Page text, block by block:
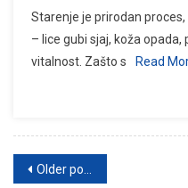
Starenje je prirodan
– lice gubi sjaj, koža opada,
vitalnost. Zašto s
Read
Posts
Older posts